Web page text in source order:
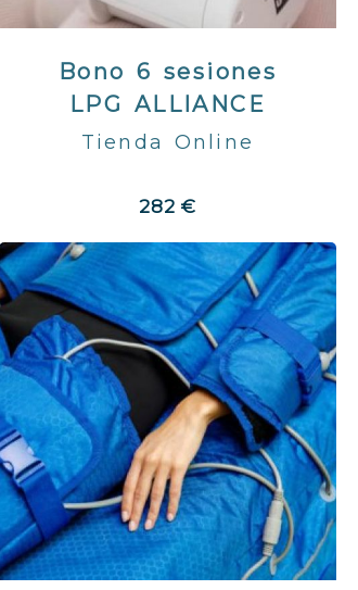
Bono 6 sesiones
LPG ALLIANCE
Tienda Online
282 €